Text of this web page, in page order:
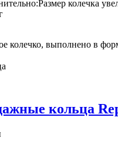
Размер колечка
колечко, выполнено в
кольца